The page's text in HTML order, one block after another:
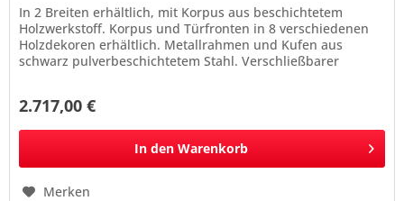
In 2 Breiten erhältlich, mit Korpus aus beschichtetem
Holzwerkstoff. Korpus und Türfronten in 8 verschiedenen
Holzdekoren erhältlich. Metallrahmen und Kufen aus
schwarz pulverbeschichtetem Stahl. Verschließbarer
2.717,00 €
In den Warenkorb
Merken